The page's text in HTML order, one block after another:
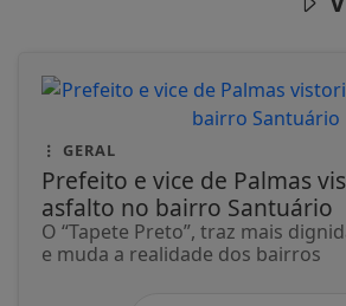
GERAL
Prefeito e vice de Palmas
asfalto no bairro Santuário
O “Tapete Preto”, traz mais
e muda a realidade dos bairros